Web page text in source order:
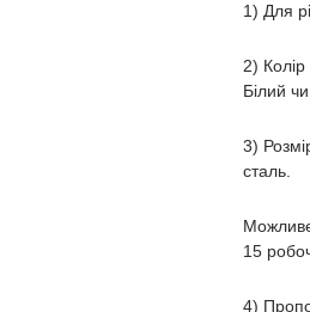
1) Для
2)
Білий
3)
сталь.
15
4)